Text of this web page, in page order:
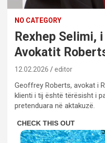
NO CATEGORY
Rexhep Selimi,
Avokatit
12.02.2026 editor
Geoffrey Roberts, avokat i
klienti i tij është tërësisht i
pretenduara në aktakuzë.